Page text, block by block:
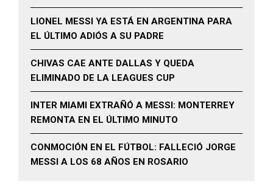
LIONEL MESSI YA ESTÁ EN ARGENTINA PARA
EL ÚLTIMO ADIÓS A SU PADRE
CHIVAS CAE ANTE DALLAS Y QUEDA
ELIMINADO DE LA LEAGUES CUP
INTER MIAMI EXTRAÑÓ A MESSI: MONTERREY
REMONTA EN EL ÚLTIMO MINUTO
CONMOCIÓN EN EL FÚTBOL: FALLECIÓ JORGE
MESSI A LOS 68 AÑOS EN ROSARIO